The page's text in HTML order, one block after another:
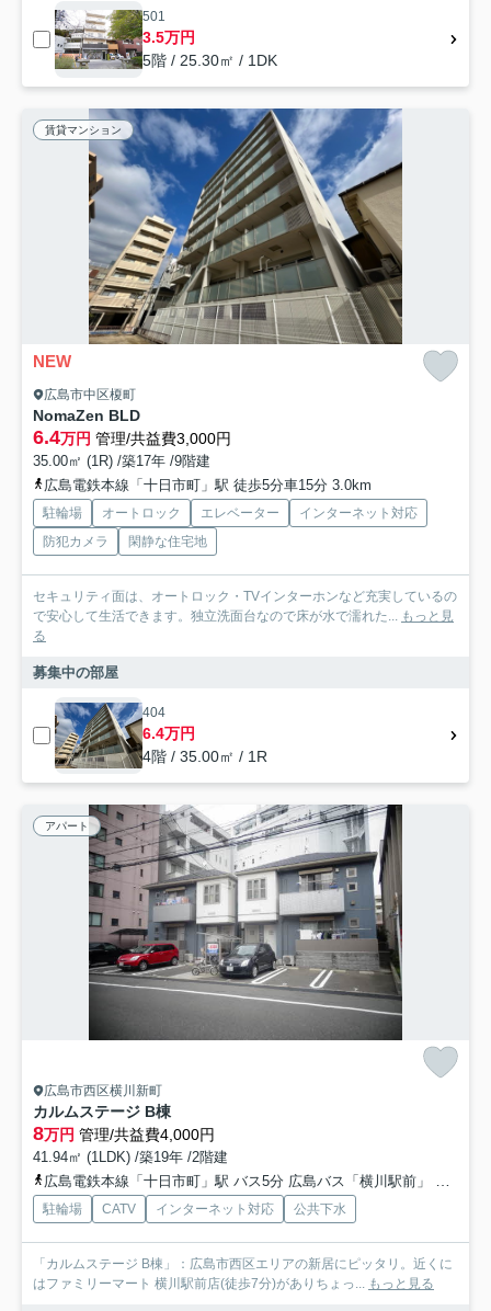
501
3.5万円
5階 / 25.30㎡ / 1DK
賃貸マンション
NEW
広島市中区榎町
NomaZen BLD
6.4万円 管理/共益費3,000円
35.00㎡ (1R) /築17年 /9階建
広島電鉄本線「十日市町」駅 徒歩5分車15分 3.0km
駐輪場 オートロック エレベーター
インターネット対応
防犯カメラ
閑静な住宅地
セキュリティ面は、オートロック・TVインターホンなど充実しているの
で安心して生活できます。独立洗面台なので床が水で濡れた... もっと見
る
募集中の部屋
404
6.4万円
4階 / 35.00㎡ / 1R
アパート
広島市西区横川新町
カルムステージ B棟
8万円 管理/共益費4,000円
41.94㎡ (1LDK) /築19年 /2階建
広島電鉄本線「十日市町」駅 バス5分 広島バス「横川駅前」 停歩5分
駐輪場 CATV インターネット対応 公共下水
「カルムステージ B棟」：広島市西区エリアの新居にピッタリ。近くに
はファミリーマート 横川駅前店(徒歩7分)がありちょっ... もっと見る